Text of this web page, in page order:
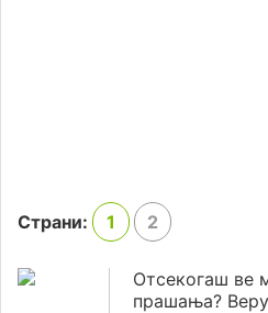
Страни: 1 2
Отсекогаш ве
прашања?